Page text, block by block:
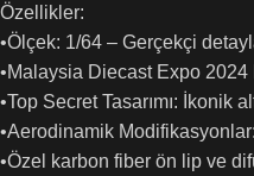
Özellikler:
•Ölçek: 1/64 – Gerçekçi
•Malaysia Diecast Expo 2024
•Top Secret Tasarımı: İkonik
•Aerodinamik Modifikasyonlar:
•Özel karbon fiber ön lip ve